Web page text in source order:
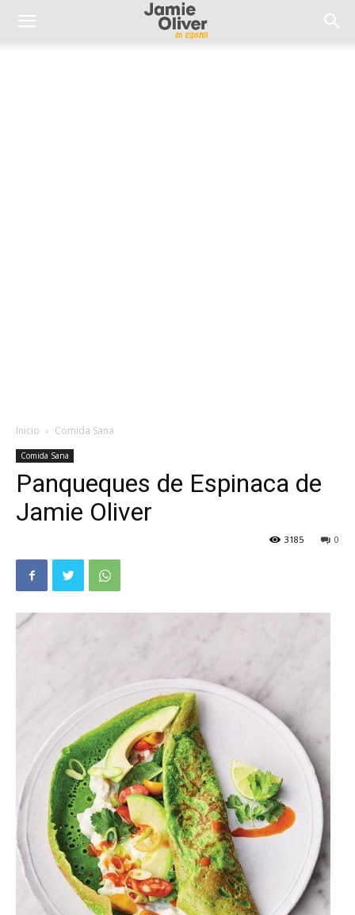
Inicio Comida Sana
Comida Sana
Panqueques de Espinaca de
Jamie Oliver
0
3185